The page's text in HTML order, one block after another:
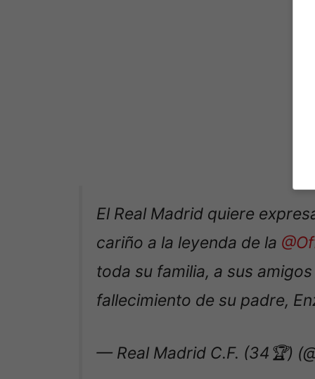
El Real Madrid quiere
cariño a la leyenda de la
toda su familia, a sus
fallecimiento de su padre,
— Real Madrid C.F. (34🏆)